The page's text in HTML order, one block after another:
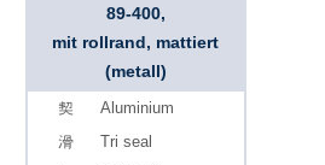
89-400,
mit rollrand, mattiert
(metall)
Aluminium
Tri seal